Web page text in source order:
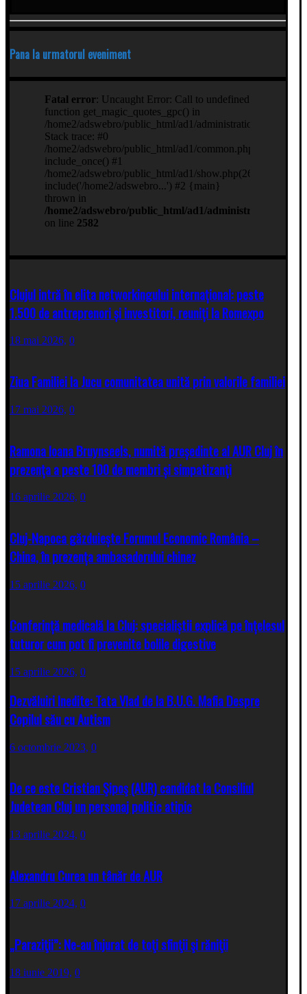
Pana la urmatorul eveniment
Clujul intră în elita networkingului internațional: peste
1.500 de antreprenori și investitori, reuniți la Romexpo
18 mai 2026, 0
Ziua Familiei la Jucu comunitatea unită prin valorile familiei
17 mai 2026, 0
Ramona Ioana Bruynseels, numită președinte al AUR Cluj în
prezența a peste 100 de membri și simpatizanți
16 aprilie 2026, 0
Cluj-Napoca găzduiește Forumul Economic România –
China, în prezența ambasadorului chinez
15 aprilie 2026, 0
Conferință medicală la Cluj: specialiștii explică pe înțelesul
tuturor cum pot fi prevenite bolile digestive
15 aprilie 2026, 0
Dezvăluiri Inedite: Tata Vlad de la B.U.G. Mafia Despre
Copilul său cu Autism
6 octombrie 2023, 0
De ce este Cristian Şipoş (AUR) candidat la Consiliul
Judetean Cluj un personaj politic atipic
13 aprilie 2024, 0
Alexandru Curea un tânăr de AUR
17 aprilie 2024, 0
„Paraziţii”: Ne-au înjurat de toţi sfinţii şi răniţii
18 iunie 2019, 0